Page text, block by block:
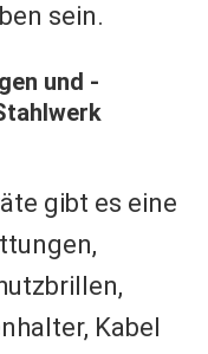
sein.
und -
gibt es eine
Kabel